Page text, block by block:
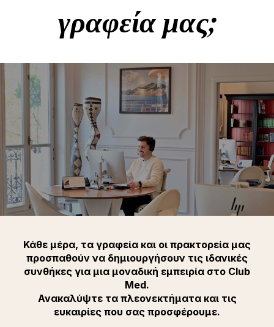
γραφεία μας;
Κάθε μέρα, τα γραφεία και οι πρακτορεία μας
προσπαθούν να δημιουργήσουν τις ιδανικές
συνθήκες για μια μοναδική εμπειρία στο Club
Med.
Ανακαλύψτε τα πλεονεκτήματα και τις
ευκαιρίες που σας προσφέρουμε.